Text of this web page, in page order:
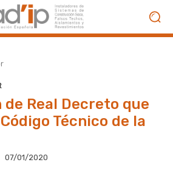
Real Decreto que
Técnico de la
07/01/2020